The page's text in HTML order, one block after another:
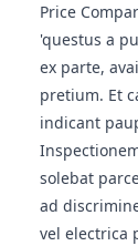
Price
'questus a
ex parte,
pretium. Et
indicant
solebat
ad
vel electrica